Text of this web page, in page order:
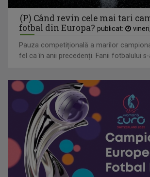
(P) Când revin cele mai tari
fotbal din Europa? publicat:
Pauza competițională a marilor
fel ca în anii precedenți. Fanii fotbalului s-